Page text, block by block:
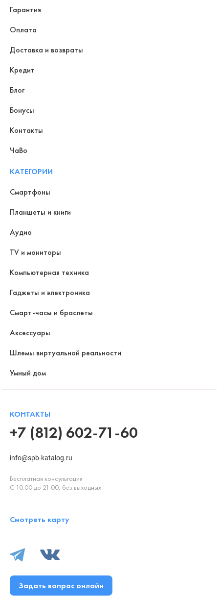
Гарантия
Оплата
Доставка и возвраты
Кредит
Блог
Бонусы
Контакты
ЧаВо
КАТЕГОРИИ
Смартфоны
Планшеты и книги
Аудио
TV и мониторы
Компьютерная техника
Гаджеты и электроника
Смарт-часы и браслеты
Аксессуары
Шлемы виртуальной реальности
Умный дом
КОНТАКТЫ
+7 (812) 602-71-60
info@spb-katalog.ru
Бесплатная консультация
С 10:00 до 21:00, без выходных
Смотреть карту
Задать вопрос онлайн